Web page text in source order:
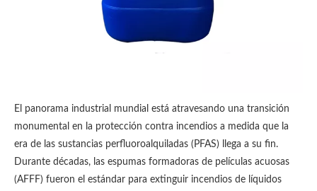
El panorama industrial mundial está atravesando una transición
monumental en la protección contra incendios a medida que la
era de las sustancias perfluoroalquiladas (PFAS) llega a su fin.
Durante décadas, las espumas formadoras de películas acuosas
(AFFF) fueron el estándar para extinguir incendios de líquidos